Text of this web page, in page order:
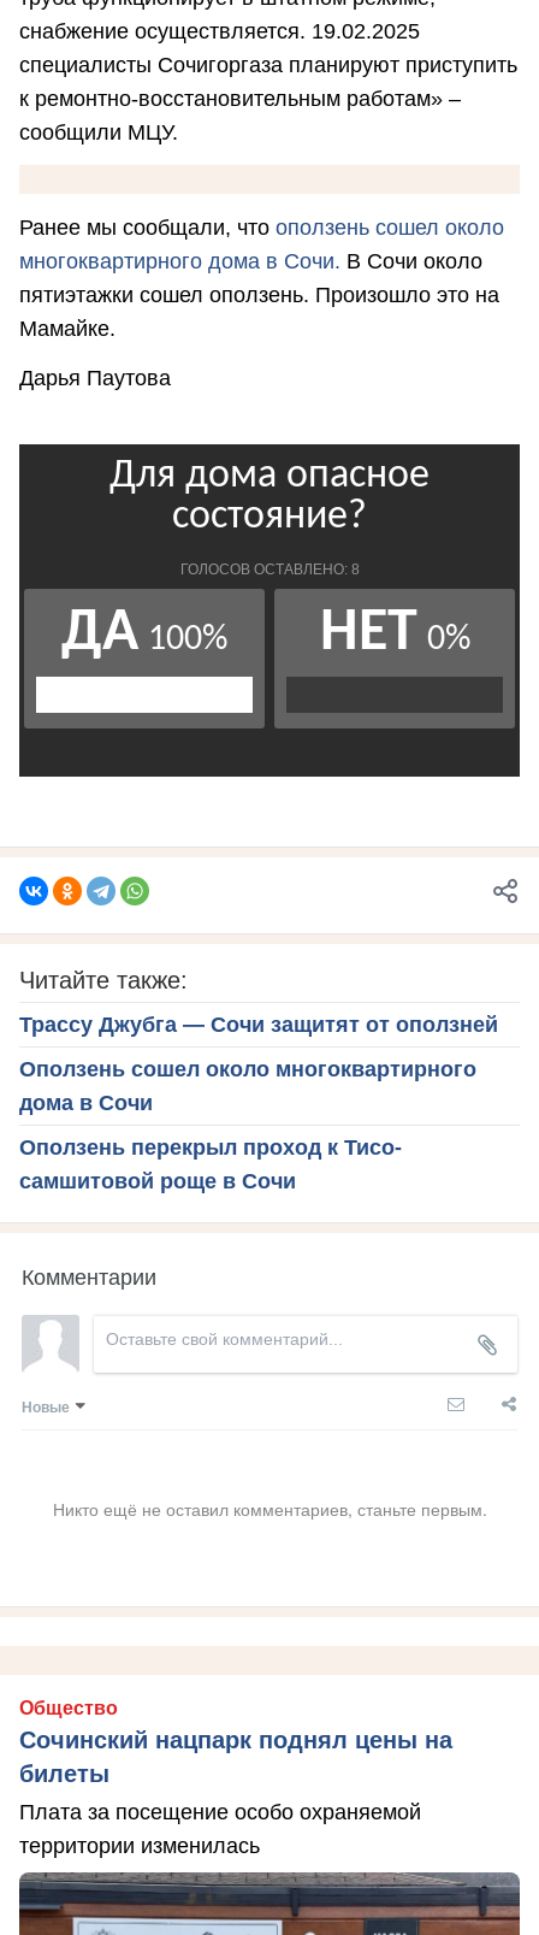
снабжение осуществляется. 19.02.2025
специалисты Сочигоргаза планируют приступить
к ремонтно-восстановительным работам» –
сообщили МЦУ.
Ранее мы сообщали, что оползень сошел около
многоквартирного дома в Сочи. В Сочи около
пятиэтажки сошел оползень. Произошло это на
Мамайке.
Дарья Паутова
Читайте также:
Трассу Джубга — Сочи защитят от оползней
Оползень сошел около многоквартирного
дома в Сочи
Оползень перекрыл проход к Тисо-
самшитовой роще в Сочи
Комментарии
Новые
Никто ещё не оставил комментариев, станьте первым.
Общество
Сочинский нацпарк поднял цены на
билеты
Плата за посещение особо охраняемой
территории изменилась